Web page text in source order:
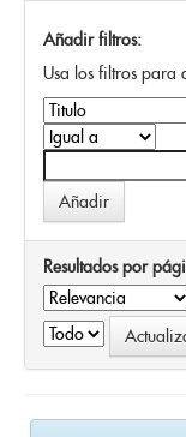
Añadir filtros:
Usa los filtros para
Resultados por